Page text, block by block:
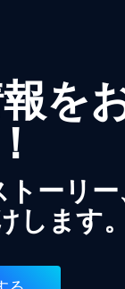
報を
ーリ
します。